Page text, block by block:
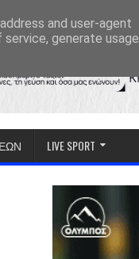
LIVE SPORT
and user-agent
generate usage